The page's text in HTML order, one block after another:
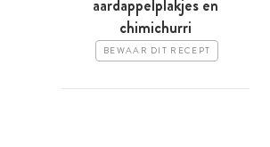
aardappelplakjes en
chimichurri
BEWAAR DIT RECEPT